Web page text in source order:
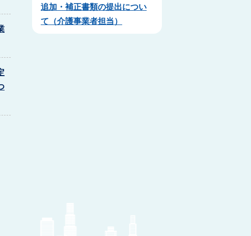
追加・補正書類の提出につい
て（介護事業者担当）